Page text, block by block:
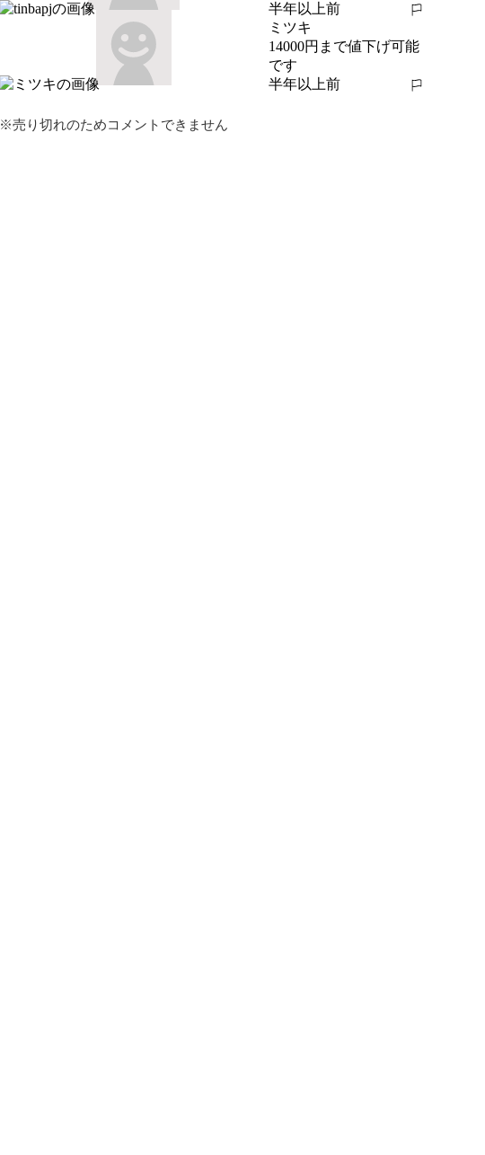
半年以上前
報告する
ミツキ
14000円まで値下げ可能
です
半年以上前
報告する
※売り切れのためコメントできません